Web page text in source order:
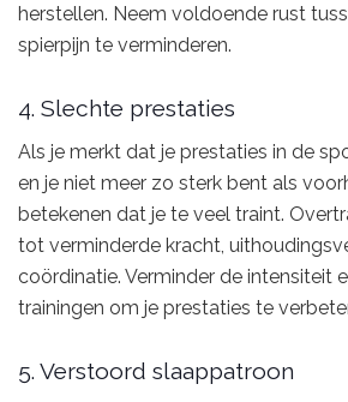
herstellen. Neem voldoende rust
spierpijn te verminderen.
4. Slechte prestaties
Als je merkt dat je prestaties in de
en je niet meer zo sterk bent als
betekenen dat je te veel traint.
tot verminderde kracht,
coördinatie. Verminder de intensiteit
trainingen om je prestaties te
5. Verstoord slaappatroon